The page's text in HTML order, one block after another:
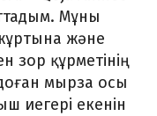
Мұны
және
зор құрметінің
мырза осы
иегері екенін